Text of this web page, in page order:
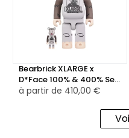
Bearbrick XLARGE x
D*Face 100% & 400% Set
Brown
à partir de 410,00 €